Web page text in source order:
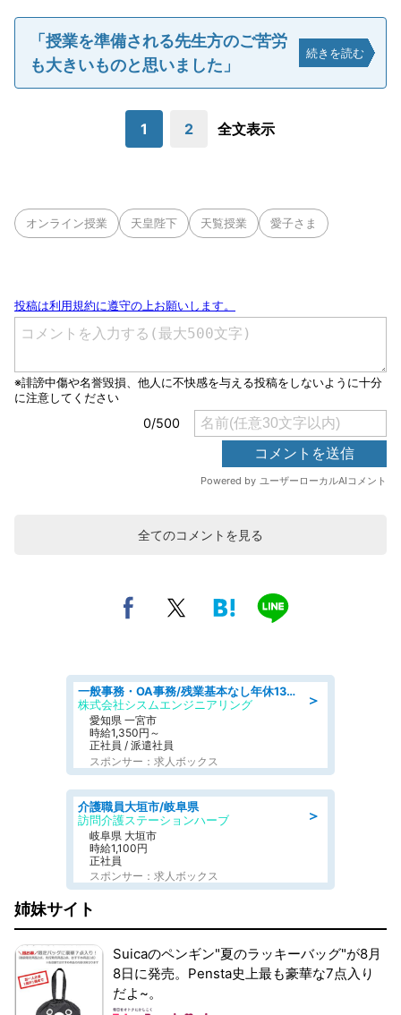
「授業を準備される先生方のご苦労
も大きいものと思いました」
続きを読む
1 2 全文表示
オンライン授業 天皇陛下 天覧授業 愛子さま
全てのコメントを見る
＞
一般事務・OA事務/残業基本なし年休130日社保完備の一般・調達事務
株式会社シスムエンジニアリング
愛知県 一宮市
時給1,350円～
正社員 / 派遣社員
スポンサー：求人ボックス
＞
介護職員大垣市/岐阜県
訪問介護ステーションハーブ
岐阜県 大垣市
時給1,100円
正社員
スポンサー：求人ボックス
姉妹サイト
Suicaのペンギン"夏のラッキーバッグ"が8月
8日に発売。Pensta史上最も豪華な7点入り
だよ~。